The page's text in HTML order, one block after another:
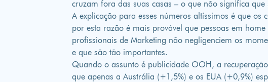
cruzam fora das suas casas – o que não significa
A explicação para esses números altíssimos é que
por esta razão é mais provável que pessoas em
profissionais de Marketing não negligenciem os
e que são tão importantes.
Quando o assunto é publicidade OOH, a
que apenas a Austrália (+1,5%) e os EUA (+0,9%)